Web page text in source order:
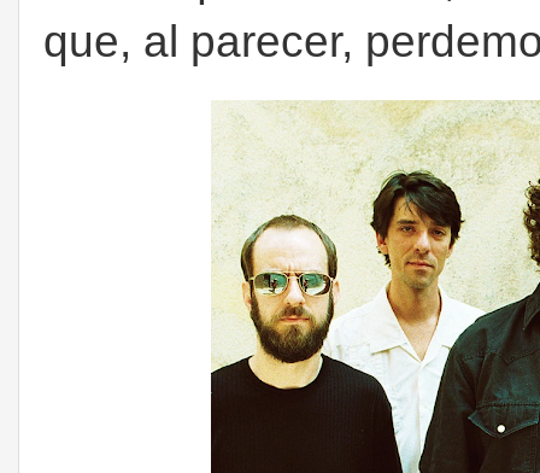
que, al parecer,